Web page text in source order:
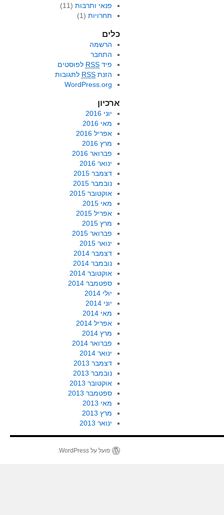
פנאי ותרבות(11)
תחרויות(1)
כלים
הרשמה
התחבר
פיד RSS לפוסטים
הזנת RSS לתגובות
WordPress.org
ארכיון
יוני 2016
מאי 2016
אפריל 2016
מרץ 2016
פברואר 2016
ינואר 2016
דצמבר 2015
נובמבר 2015
אוקטובר 2015
מאי 2015
אפריל 2015
מרץ 2015
פברואר 2015
ינואר 2015
דצמבר 2014
נובמבר 2014
אוקטובר 2014
ספטמבר 2014
יולי 2014
יוני 2014
מאי 2014
אפריל 2014
מרץ 2014
פברואר 2014
ינואר 2014
דצמבר 2013
נובמבר 2013
אוקטובר 2013
ספטמבר 2013
מאי 2013
מרץ 2013
ינואר 2013
פועל על WordPress.